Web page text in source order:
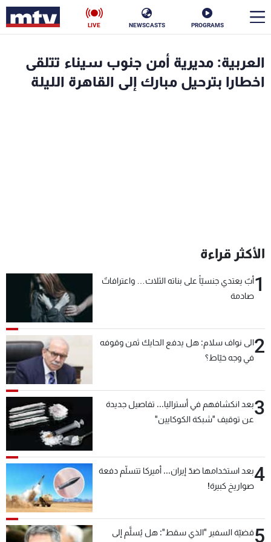
PROGRAMS
NEWSCASTS
LIVE
العربية: مديرية أمن جنوب سيناء تتلقى
اخطارا بترحيل مبارك إلى القاهرة الليلة
الأكثر قراءة
1أبٌ يعتدي جنسيّاً على بناته الثلاث… واعترافاتٌ
صادمة
2الى نواف سلام: هل يدفع الحايك ثمن وقوفه
في وجه خيّاط؟
3بعد انكشافهم في أستراليا... تفاصيل جديدة
عن توقيف "شبكة الكوكايين"
4بعد استخدامها ضدّ إيران... أميركا تتسلّم دفعة
صواريخ كبيرة!
5قضيّة السفير "الذي سقط": هل يُسلَّم إلى
الأخبار
البرامج
شاهد البرامج
الترددات
عن MTV
الإنـتـاج
لاعلاناتكم
وظائف